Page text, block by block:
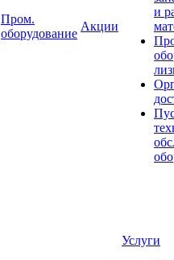
Пром.
оборудование
Акции
и
Услуги